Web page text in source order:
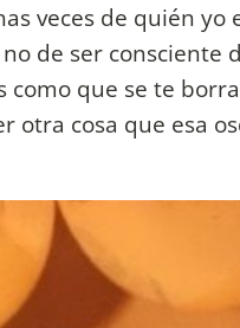
veces de quién yo
de ser consciente
como que se te
otra cosa que esa